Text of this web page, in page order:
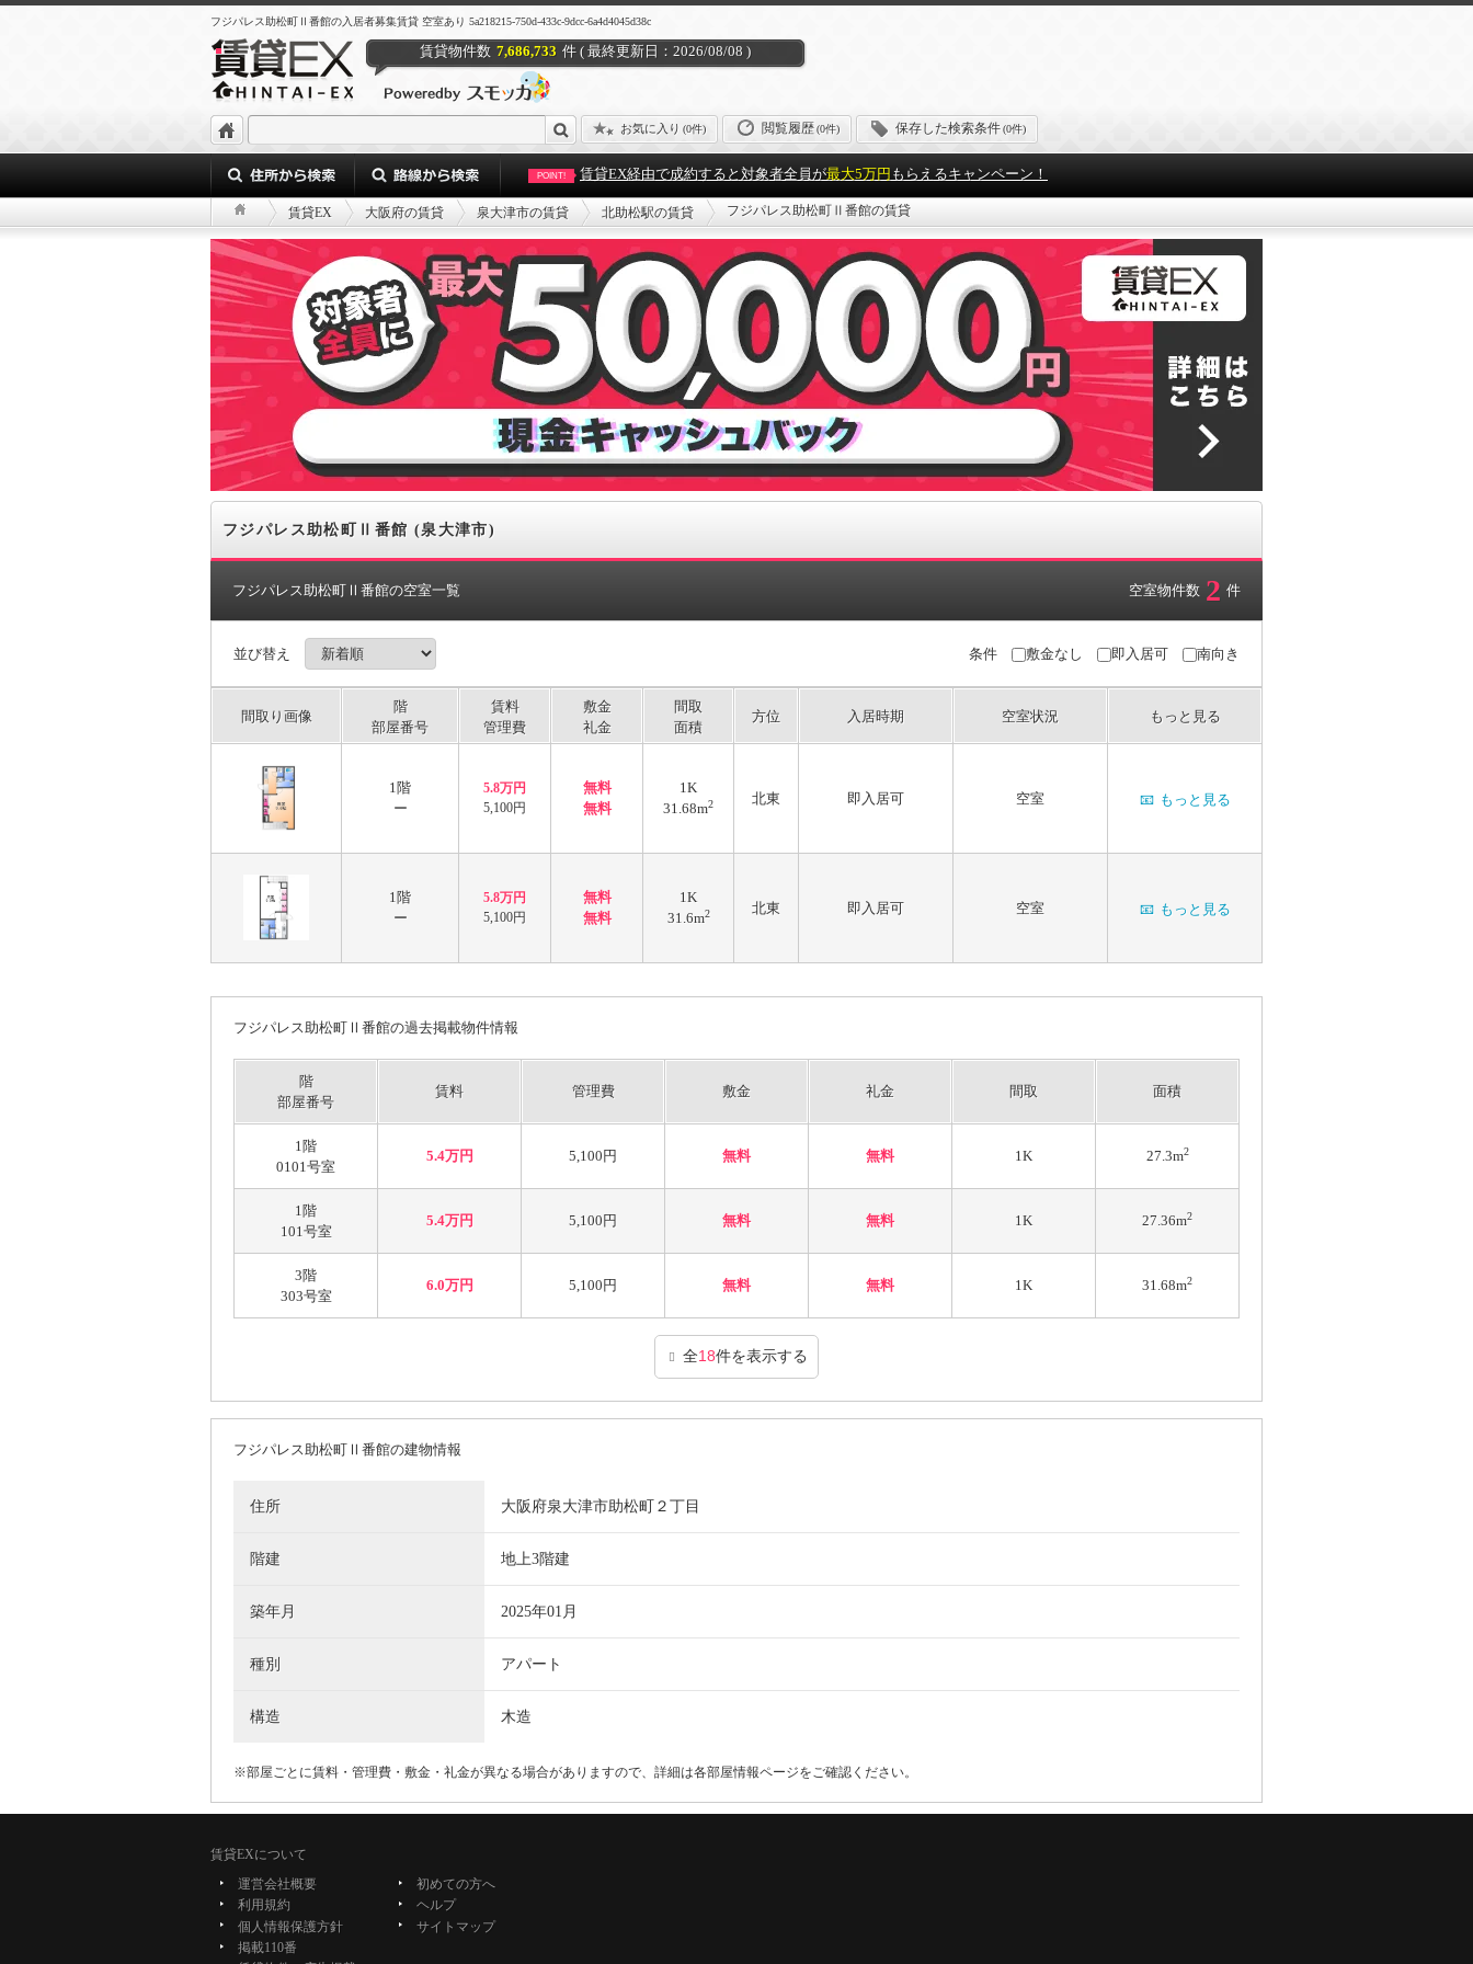
フジパレス助松町Ⅱ番館の入居者募集賃貸 空室あり 5a218215-750d-433c-9dcc-6a4d4045d38c
賃貸物件数 7,686,733 件 ( 最終更新日：2026/08/08 )
お気に入り (0件) 閲覧履歴(0件) 保存した検索条件(0件)
POINT! 賃貸EX経由で成約すると対象者全員が最大5万円 もらえるキャンペーン！
賃貸EX 大阪府の賃貸 泉大津市の賃貸 北助松駅の賃貸 フジパレス助松町Ⅱ番館の賃貸
フジパレス助松町Ⅱ番館 (泉大津市)
フジパレス助松町Ⅱ番館の空室一覧 空室物件数 2 件
並び替え 条件 敷金なし 即入居可 南向き
間取り画像
階
部屋番号
賃料
管理費
敷金
礼金
間取
面積
方位 入居時期 空室状況 もっと見る
1階
ー
5.8万円
5,100円
無料
無料
1K
31.68m2 北東 即入居可 空室 📧 もっと見る
1階
ー
5.8万円
5,100円
無料
無料
1K
31.6m2 北東 即入居可 空室 📧 もっと見る
フジパレス助松町Ⅱ番館の過去掲載物件情報
階
部屋番号
賃料 管理費 敷金 礼金 間取 面積
1階
0101号室
5.4万円 5,100円 無料 無料 1K 27.3m2
1階
101号室
5.4万円 5,100円 無料 無料 1K 27.36m2
3階
303号室
6.0万円 5,100円 無料 無料 1K 31.68m2
全18件を表示する
フジパレス助松町Ⅱ番館の建物情報
住所 大阪府泉大津市助松町２丁目
階建 地上3階建
築年月 2025年01月
種別 アパート
構造 木造
※部屋ごとに賃料・管理費・敷金・礼金が異なる場合がありますので、詳細は各部屋情報ページをご確認ください。
賃貸EXについて
運営会社概要
利用規約
個人情報保護方針
掲載110番
初めての方へ
ヘルプ
サイトマップ